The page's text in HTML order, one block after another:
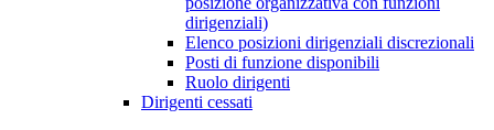
dirigenziali)
Elenco posizioni dirigenziali discrezionali
Posti di funzione disponibili
Ruolo dirigenti
Dirigenti cessati